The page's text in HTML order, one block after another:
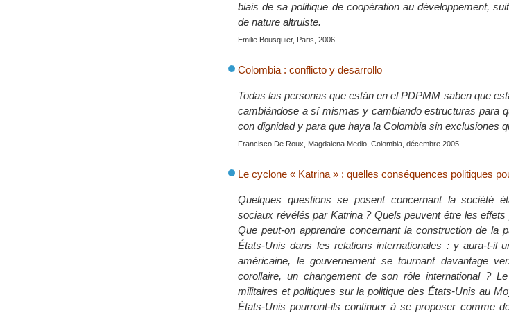
biais de sa politique de coopération au développement,
de nature altruiste.
Emilie Bousquier, Paris, 2006
Colombia : conflicto y desarrollo
Todas las personas que están en el PDPMM saben que
cambiándose a sí mismas y cambiando estructuras para
con dignidad y para que haya la Colombia sin exclusiones
Francisco De Roux, Magdalena Medio, Colombia, décembre 2005
Le cyclone « Katrina » : quelles conséquences politiques
Quelques questions se posent concernant la société
sociaux révélés par Katrina ? Quels peuvent être les
Que peut-on apprendre concernant la construction de la
États-Unis dans les relations internationales : y aura-t-il
américaine, le gouvernement se tournant davantage
corollaire, un changement de son rôle international ?
militaires et politiques sur la politique des États-Unis au
États-Unis pourront-ils continuer à se proposer comme